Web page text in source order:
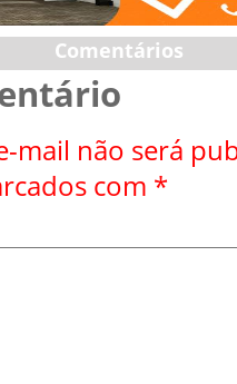
Comentários
mail não será
com *